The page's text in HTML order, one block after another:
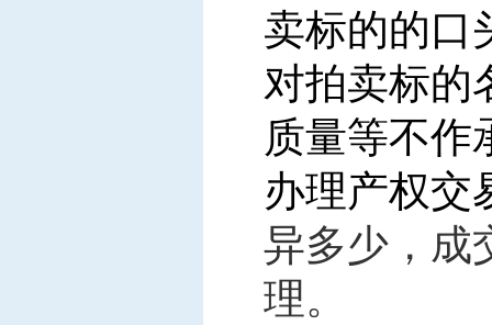
卖标的的口
对拍卖标的
质量等不作
办理产权交
异多少，成
理。